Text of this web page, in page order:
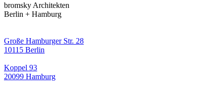
bromsky Architekten
Berlin + Hamburg
Große Hamburger Str. 28
10115 Berlin
Koppel 93
20099 Hamburg